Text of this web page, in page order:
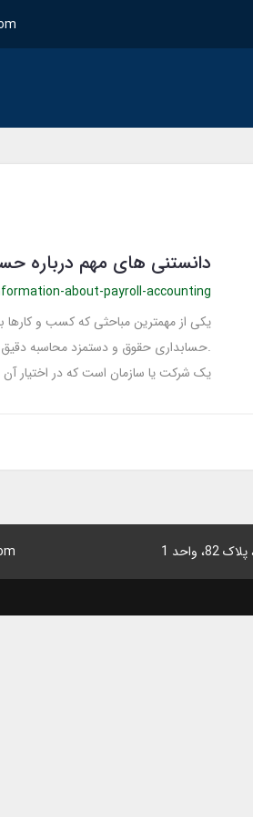
دانستنی های مهم درباره
about-payroll-accounting
یکی از مهمترین مباحثی که کسب و
.حسابداری حقوق و دستمزد محاسبه دقیق
یک شرکت یا سازمان است که در اختیار آن
1